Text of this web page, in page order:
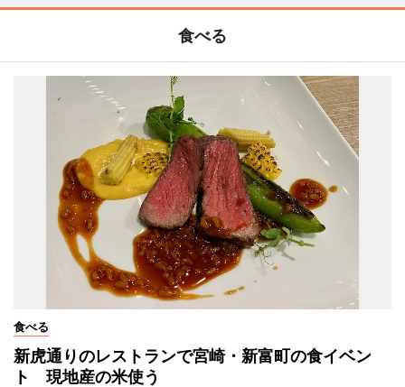
食べる
食べる
新虎通りのレストランで宮崎・新富町の食イベン
ト 現地産の米使う